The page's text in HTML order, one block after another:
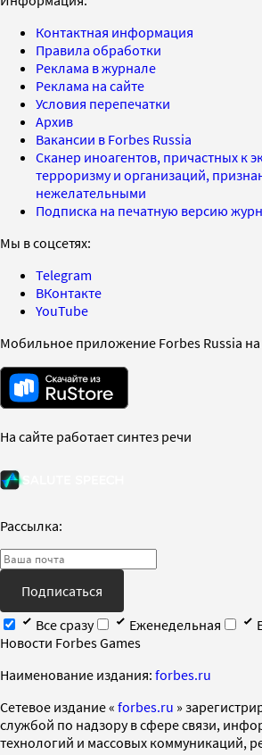
Контактная информация
Правила обработки
Реклама в журнале
Реклама на сайте
Условия перепечатки
Архив
Вакансии в Forbes Russia
Сканер иноагентов, причастных к
терроризму и организаций,
нежелательными
Подписка на печатную версию
Мы в соцсетях:
Telegram
ВКонтакте
YouTube
Мобильное приложение Forbes Russia
На сайте работает синтез речи
Рассылка:
Подписаться
Все сразу
Еженедельная
Новости Forbes Games
Наименование издания: forbes.ru
Cетевое издание « forbes.ru »
службой по надзору в сфере связи,
технологий и массовых коммуникаций,